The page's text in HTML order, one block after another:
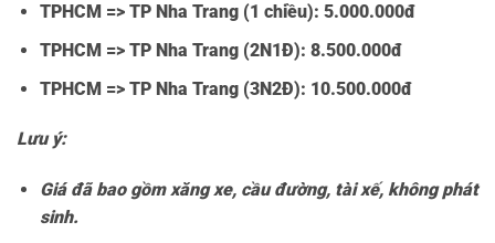
TPHCM => TP Nha Trang (1 chiều): 5.000.000đ
TPHCM => TP Nha Trang (2N1Đ): 8.500.000đ
TPHCM => TP Nha Trang (3N2Đ): 10.500.000đ
Lưu ý:
Giá đã bao gồm xăng xe, cầu đường, tài xế, không phát
sinh.